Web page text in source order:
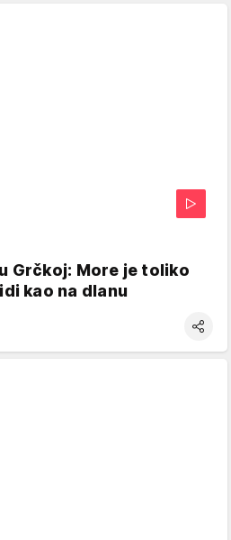
Grčkoj: More je toliko
kao na dlanu